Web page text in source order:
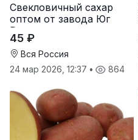
Свекловичный сахар
оптом от завода Юг
Руси
45 ₽
Вся Россия
24 мар 2026, 12:37 • 864